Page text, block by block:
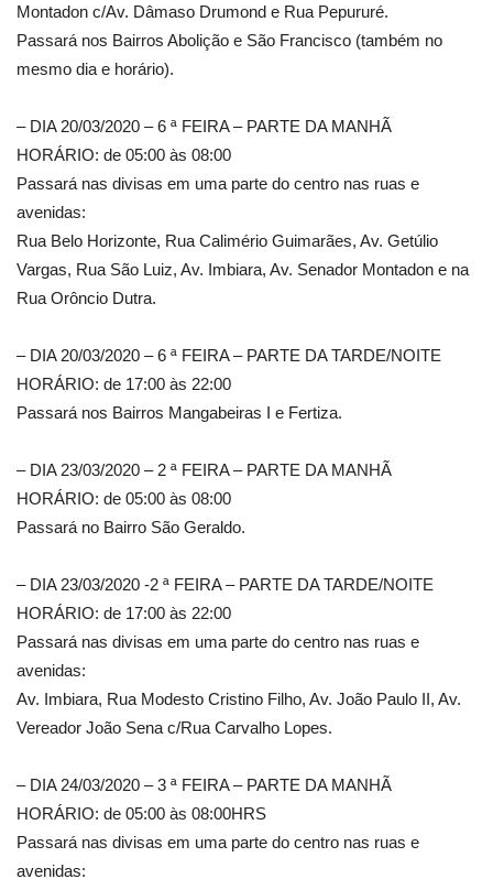
Montadon c/Av. Dâmaso Drumond e Rua Pepururé.
Passará nos Bairros Abolição e São Francisco (também no
mesmo dia e horário).
– DIA 20/03/2020 – 6 ª FEIRA – PARTE DA MANHÃ
HORÁRIO: de 05:00 às 08:00
Passará nas divisas em uma parte do centro nas ruas e
avenidas:
Rua Belo Horizonte, Rua Calimério Guimarães, Av. Getúlio
Vargas, Rua São Luiz, Av. Imbiara, Av. Senador Montadon e na
Rua Orôncio Dutra.
– DIA 20/03/2020 – 6 ª FEIRA – PARTE DA TARDE/NOITE
HORÁRIO: de 17:00 às 22:00
Passará nos Bairros Mangabeiras I e Fertiza.
– DIA 23/03/2020 – 2 ª FEIRA – PARTE DA MANHÃ
HORÁRIO: de 05:00 às 08:00
Passará no Bairro São Geraldo.
– DIA 23/03/2020 -2 ª FEIRA – PARTE DA TARDE/NOITE
HORÁRIO: de 17:00 às 22:00
Passará nas divisas em uma parte do centro nas ruas e
avenidas:
Av. Imbiara, Rua Modesto Cristino Filho, Av. João Paulo II, Av.
Vereador João Sena c/Rua Carvalho Lopes.
– DIA 24/03/2020 – 3 ª FEIRA – PARTE DA MANHÃ
HORÁRIO: de 05:00 às 08:00HRS
Passará nas divisas em uma parte do centro nas ruas e
avenidas: